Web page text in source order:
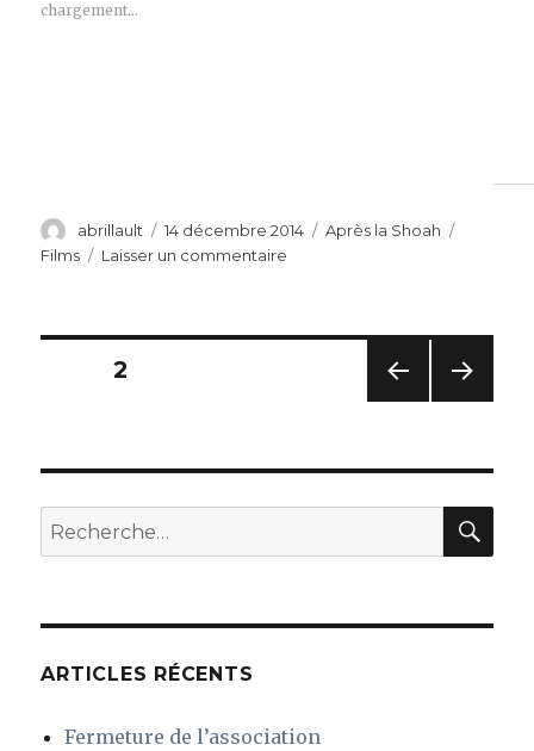
chargement…
Auteur
abrillault
Publié
le
14 décembre 2014 Catégories
Après la Shoah
Films
Laisser un commentaire
Navigation
articles
ÉDE
NTE
PAGE2
ANT
E
Recherche
pour
ARTICLES RÉCENTS
Fermeture de l’association